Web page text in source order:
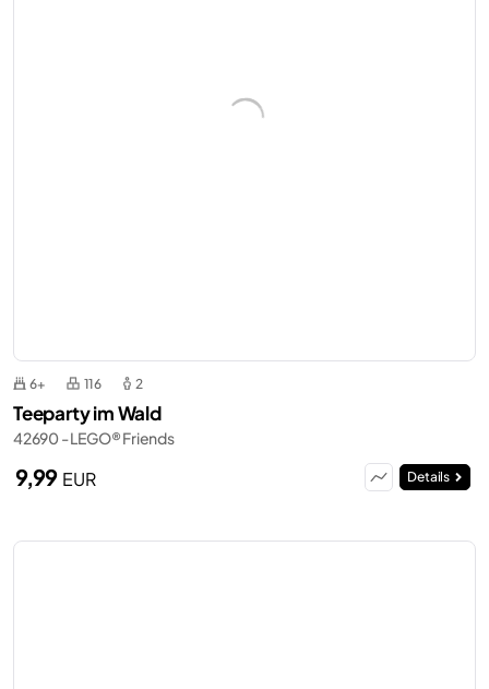
6+ 116 2
Teeparty im Wald
42690 - LEGO® Friends
9,99 EUR Details